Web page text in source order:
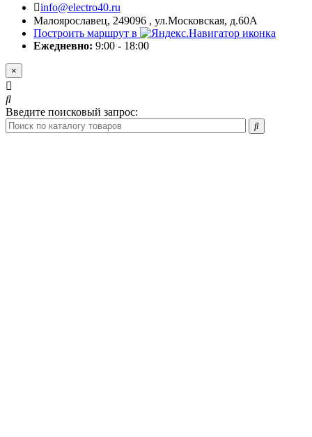
info@electro40.ru
Малоярославец, 249096 , ул.Московская, д.60А
Построить маршрут в
Ежедневно: 9:00 - 18:00
×
Введите поисковый запрос: